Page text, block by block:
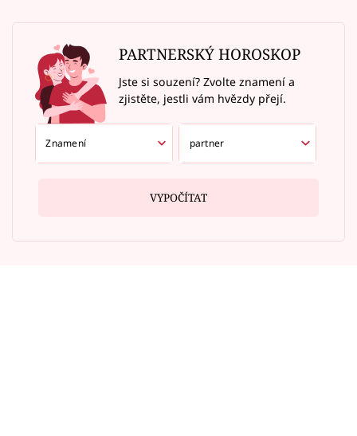
PARTNERSKÝ HOROSKOP
Jste si souzení? Zvolte znamení a
zjistěte, jestli vám hvězdy přejí.
VYPOČÍTAT